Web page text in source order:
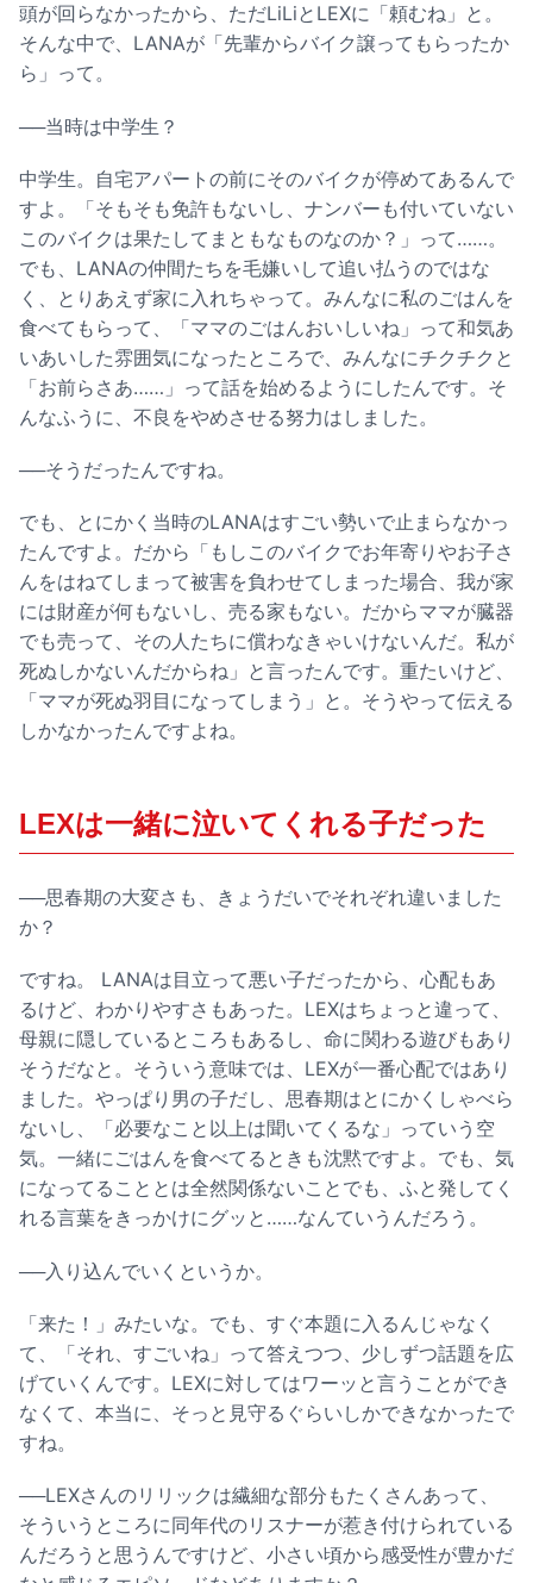
頭が回らなかったから、ただLiLiとLEXに「頼むね」と。
そんな中で、LANAが「先輩からバイク譲ってもらったか
ら」って。
──当時は中学生？
中学生。自宅アパートの前にそのバイクが停めてあるんで
すよ。「そもそも免許もないし、ナンバーも付いていない
このバイクは果たしてまともなものなのか？」って……。
でも、LANAの仲間たちを毛嫌いして追い払うのではな
く、とりあえず家に入れちゃって。みんなに私のごはんを
食べてもらって、「ママのごはんおいしいね」って和気あ
いあいした雰囲気になったところで、みんなにチクチクと
「お前らさあ……」って話を始めるようにしたんです。そ
んなふうに、不良をやめさせる努力はしました。
──そうだったんですね。
でも、とにかく当時のLANAはすごい勢いで止まらなかっ
たんですよ。だから「もしこのバイクでお年寄りやお子さ
んをはねてしまって被害を負わせてしまった場合、我が家
には財産が何もないし、売る家もない。だからママが臓器
でも売って、その人たちに償わなきゃいけないんだ。私が
死ぬしかないんだからね」と言ったんです。重たいけど、
「ママが死ぬ羽目になってしまう」と。そうやって伝える
しかなかったんですよね。
LEXは一緒に泣いてくれる子だった
──思春期の大変さも、きょうだいでそれぞれ違いました
か？
ですね。 LANAは目立って悪い子だったから、心配もあ
るけど、わかりやすさもあった。LEXはちょっと違って、
母親に隠しているところもあるし、命に関わる遊びもあり
そうだなと。そういう意味では、LEXが一番心配ではあり
ました。やっぱり男の子だし、思春期はとにかくしゃべら
ないし、「必要なこと以上は聞いてくるな」っていう空
気。一緒にごはんを食べてるときも沈黙ですよ。でも、気
になってることとは全然関係ないことでも、ふと発してく
れる言葉をきっかけにグッと……なんていうんだろう。
──入り込んでいくというか。
「来た！」みたいな。でも、すぐ本題に入るんじゃなく
て、「それ、すごいね」って答えつつ、少しずつ話題を広
げていくんです。LEXに対してはワーッと言うことができ
なくて、本当に、そっと見守るぐらいしかできなかったで
すね。
──LEXさんのリリックは繊細な部分もたくさんあって、
そういうところに同年代のリスナーが惹き付けられている
んだろうと思うんですけど、小さい頃から感受性が豊かだ